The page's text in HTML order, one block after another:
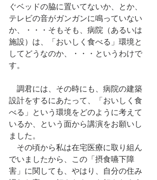
ぐベッドの脇に置いてないか、とか、
テレビの音がガンガンに鳴っていない
か、・・・そもそも、病院（あるいは
施設）は、「おいしく食べる」環境と
してどうなのか、・・・というわけで
す。
調君には、その時にも、病院の建築
設計をするにあたって、「おいしく食
べる」という環境をどのように考えて
いるか、という面から講演をお願いし
ました。
その頃から私は在宅医療に取り組ん
でいましたから、この「摂食嚥下障
害」に関しても、やはり、自分の住み